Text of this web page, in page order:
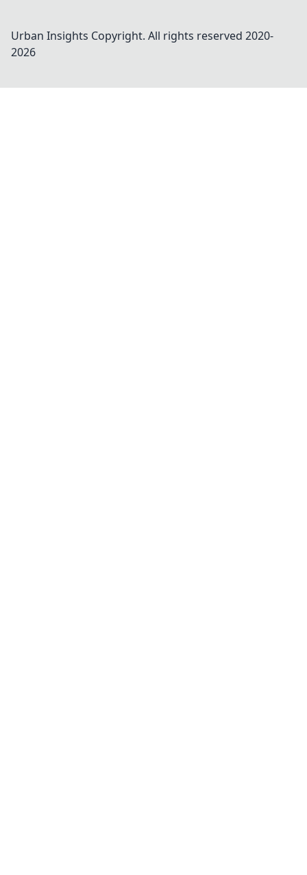
Urban Insights Copyright. All rights reserved 2020-
2026